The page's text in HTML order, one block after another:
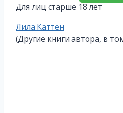
Для лиц старше 18 лет
Метки
записи:
Лила Каттен
(Другие книги автора, в